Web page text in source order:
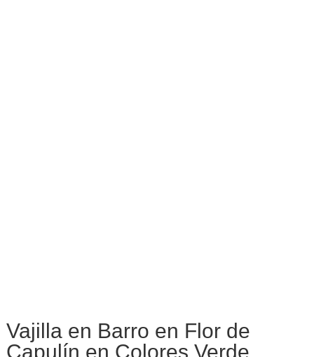
Vajilla en Barro en Flor de
Capulín en Colores Verde